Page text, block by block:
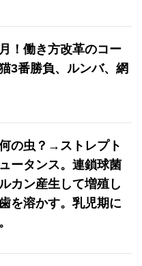
！働き方改革のコー
3番勝負、ルンバ、網
の虫？→ストレプト
ータンス。連鎖球菌
カン産生して増殖し
を溶かす。乳児期に